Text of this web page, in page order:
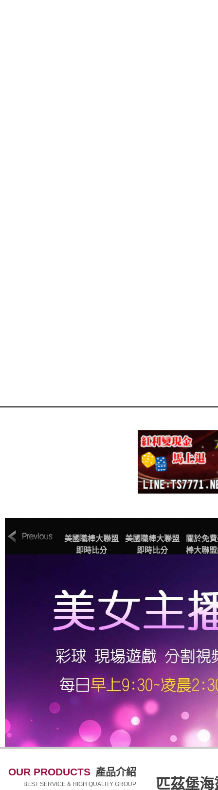
MLB美國職棒大
美國職棒大聯盟
即時比分
美國職棒大聯盟
即時比分
關於免
棒大聯
OUR PRODUCTS 產品介紹
BEST SERVICE & HIGH QUALITY GROUP 匹茲堡